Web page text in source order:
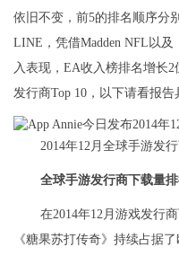
依旧不变，前5的排名顺序分
LINE，凭借Madden NFL以
入表现，EA收入榜排名增长
发行商Top 10，以下请看报告
2014年12月全球手游发
全球手游发行商下载量
在2014年12月游戏发行
《糖果苏打传奇》持续占据